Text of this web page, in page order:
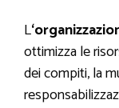
L
ottimizza le
dei compiti, la